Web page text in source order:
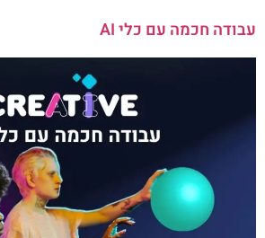
עבודה חכמה עם כלי AI